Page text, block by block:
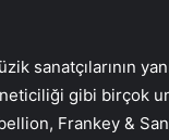
sanatçılarının
gibi birçok
Frankey &